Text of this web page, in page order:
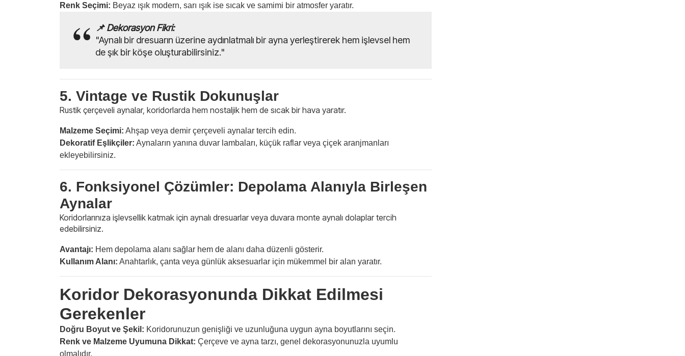
Renk Seçimi: Beyaz ışık modern, sarı ışık ise sıcak ve samimi bir atmosfer yaratır.
📌 Dekorasyon Fikri:
"Aynalı bir dresuarın üzerine aydınlatmalı bir ayna yerleştirerek hem işlevsel hem
de şık bir köşe oluşturabilirsiniz."
5. Vintage ve Rustik Dokunuşlar
Rustik çerçeveli aynalar, koridorlarda hem nostaljik hem de sıcak bir hava yaratır.
Malzeme Seçimi: Ahşap veya demir çerçeveli aynalar tercih edin.
Dekoratif Eşlikçiler: Aynaların yanına duvar lambaları, küçük raflar veya çiçek aranjmanları
ekleyebilirsiniz.
6. Fonksiyonel Çözümler: Depolama Alanıyla Birleşen
Aynalar
Koridorlarınıza işlevsellik katmak için aynalı dresuarlar veya duvara monte aynalı dolaplar tercih
edebilirsiniz.
Avantajı: Hem depolama alanı sağlar hem de alanı daha düzenli gösterir.
Kullanım Alanı: Anahtarlık, çanta veya günlük aksesuarlar için mükemmel bir alan yaratır.
Koridor Dekorasyonunda Dikkat Edilmesi
Gerekenler
Doğru Boyut ve Şekil: Koridorunuzun genişliği ve uzunluğuna uygun ayna boyutlarını seçin.
Renk ve Malzeme Uyumuna Dikkat: Çerçeve ve ayna tarzı, genel dekorasyonunuzla uyumlu
olmalıdır.